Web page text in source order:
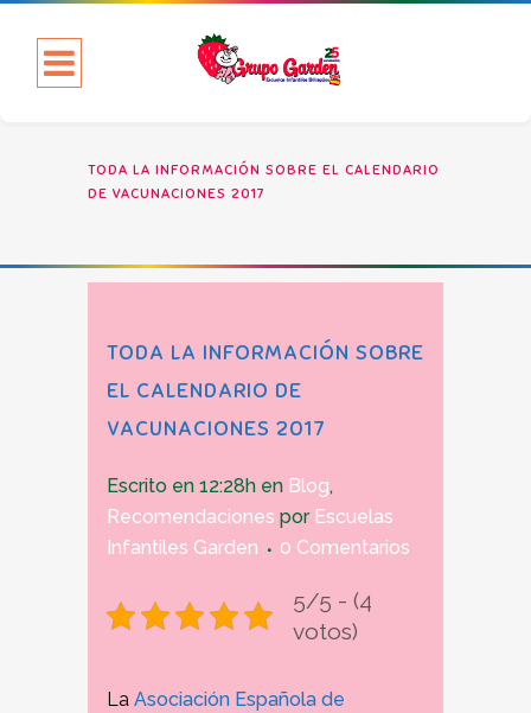
TODA LA INFORMACIÓN SOBRE EL CALENDARIO
DE VACUNACIONES 2017
TODA LA INFORMACIÓN SOBRE
EL CALENDARIO DE
VACUNACIONES 2017
Escrito en 12:28h en Blog,
Recomendaciones por Escuelas
Infantiles Garden
0 Comentarios
5/5 - (4
votos)
La Asociación Española de